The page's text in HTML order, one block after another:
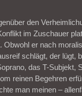
den
im Zuschauer
Obwohl er nach
schlägt, der lügt,
das T-Subjekt,
reinen Begehren
man meinen –